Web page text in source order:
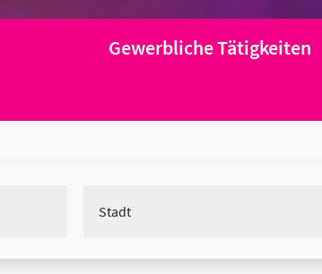
Gewerbliche Tätigkeiten
Stadt